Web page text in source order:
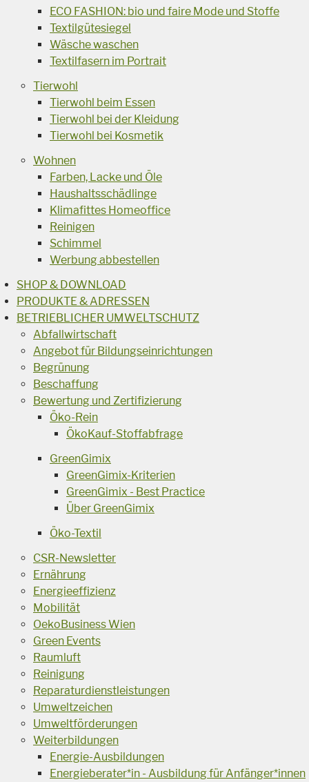
ECO FASHION: bio und faire Mode und Stoffe
Textilgütesiegel
Wäsche waschen
Textilfasern im Portrait
Tierwohl
Tierwohl beim Essen
Tierwohl bei der Kleidung
Tierwohl bei Kosmetik
Wohnen
Farben, Lacke und Öle
Haushaltsschädlinge
Klimafittes Homeoffice
Reinigen
Schimmel
Werbung abbestellen
SHOP & DOWNLOAD
PRODUKTE & ADRESSEN
BETRIEBLICHER UMWELTSCHUTZ
Abfallwirtschaft
Angebot für Bildungseinrichtungen
Begrünung
Beschaffung
Bewertung und Zertifizierung
Öko-Rein
ÖkoKauf-Stoffabfrage
GreenGimix
GreenGimix-Kriterien
GreenGimix - Best Practice
Über GreenGimix
Öko-Textil
CSR-Newsletter
Ernährung
Energieeffizienz
Mobilität
OekoBusiness Wien
Green Events
Raumluft
Reinigung
Reparaturdienstleistungen
Umweltzeichen
Umweltförderungen
Weiterbildungen
Energie-Ausbildungen
Energieberater*in - Ausbildung für Anfänger*innen